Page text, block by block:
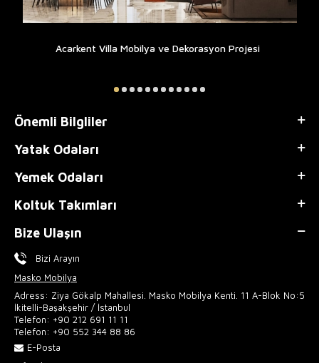
Acarkent Villa Mobilya ve Dekorasyon Projesi
Önemli Bilgliler
Yatak Odaları
Yemek Odaları
Koltuk Takımları
Bize Ulaşın
Bizi Arayın
Masko Mobilya
Adress: Ziya Gökalp Mahallesi. Masko Mobilya Kenti. 11 A-Blok No:5
İkitelli-Başakşehir / İstanbul
Telefon: +90 212 691 11 11
Telefon: +90 552 344 88 86
E-Posta